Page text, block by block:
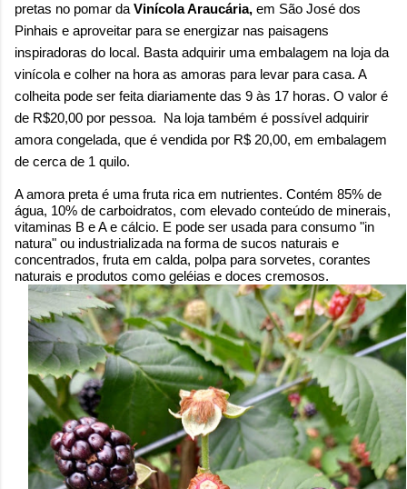
pretas no pomar da Vinícola Araucária, em São José dos
Pinhais e aproveitar para se energizar nas paisagens
inspiradoras do local. Basta adquirir uma embalagem na loja da
vinícola e colher na hora as amoras para levar para casa. A
colheita pode ser feita diariamente das 9 às 17 horas. O valor é
de R$20,00 por pessoa. Na loja também é possível adquirir
amora congelada, que é vendida por R$ 20,00, em embalagem
de cerca de 1 quilo.
A amora preta é uma fruta rica em nutrientes. Contém 85% de
água, 10% de carboidratos, com elevado conteúdo de minerais,
vitaminas B e A e cálcio. E pode ser usada para consumo "in
natura" ou industrializada na forma de sucos naturais e
concentrados, fruta em calda, polpa para sorvetes, corantes
naturais e produtos como geléias e doces cremosos.